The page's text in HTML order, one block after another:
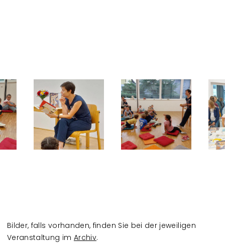
Bilder, falls vorhanden, finden Sie bei der jeweiligen
Veranstaltung im Archiv.